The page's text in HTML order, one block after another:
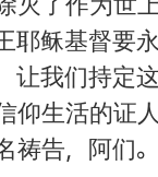
耶稣基督要
让我们持定
仰生活的证人
祷告，阿们。